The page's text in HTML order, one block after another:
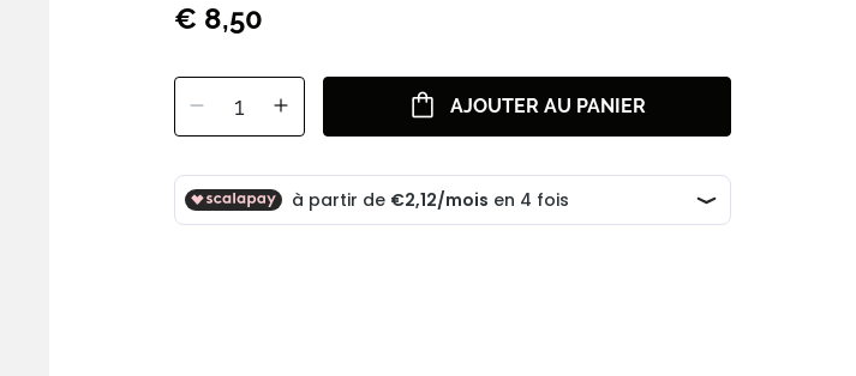
€ 8,50
1 AJOUTER AU PANIER